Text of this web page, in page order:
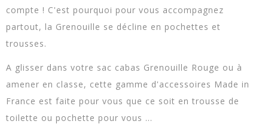
compte ! C'est pourquoi pour vous accompagnez
partout, la Grenouille se décline en pochettes et
trousses.
A glisser dans votre sac cabas Grenouille Rouge ou à
amener en classe, cette gamme d'accessoires Made in
France est faite pour vous que ce soit en trousse de
toilette ou pochette pour vous ...